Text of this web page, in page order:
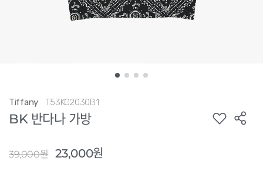
Tiffany T53KG2030B1
BK 반다나 가방
39,000원 23,000원